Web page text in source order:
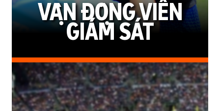
VẬN ĐỘNG VIÊN
GIÁM SÁT